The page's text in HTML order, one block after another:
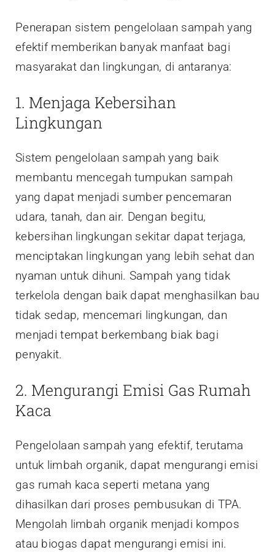
Penerapan sistem pengelolaan sampah yang
efektif memberikan banyak manfaat bagi
masyarakat dan lingkungan, di antaranya:
1. Menjaga Kebersihan
Lingkungan
Sistem pengelolaan sampah yang baik
membantu mencegah tumpukan sampah
yang dapat menjadi sumber pencemaran
udara, tanah, dan air. Dengan begitu,
kebersihan lingkungan sekitar dapat terjaga,
menciptakan lingkungan yang lebih sehat dan
nyaman untuk dihuni. Sampah yang tidak
terkelola dengan baik dapat menghasilkan bau
tidak sedap, mencemari lingkungan, dan
menjadi tempat berkembang biak bagi
penyakit.
2. Mengurangi Emisi Gas Rumah
Kaca
Pengelolaan sampah yang efektif, terutama
untuk limbah organik, dapat mengurangi emisi
gas rumah kaca seperti metana yang
dihasilkan dari proses pembusukan di TPA.
Mengolah limbah organik menjadi kompos
atau biogas dapat mengurangi emisi ini.